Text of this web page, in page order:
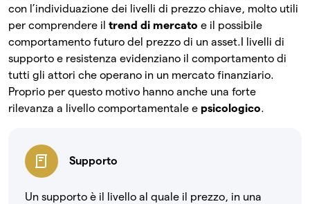
con l’individuazione dei livelli di prezzo chiave, molto utili
per comprendere il trend di mercato e il possibile
comportamento futuro del prezzo di un asset. I livelli di
supporto e resistenza evidenziano il comportamento di
tutti gli attori che operano in un mercato finanziario.
Proprio per questo motivo hanno anche una forte
rilevanza a livello comportamentale e psicologico.
Supporto
Un supporto è il livello al quale il prezzo, in una